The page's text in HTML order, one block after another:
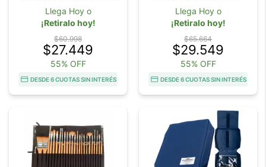
Llega Hoy o
¡Retiralo hoy!
$60.998
$27.449
55% OFF
DESDE 6 CUOTAS SIN INTERÉS
Llega Hoy o
¡Retiralo hoy!
$65.664
$29.549
55% OFF
DESDE 6 CUOTAS SIN INTERÉS